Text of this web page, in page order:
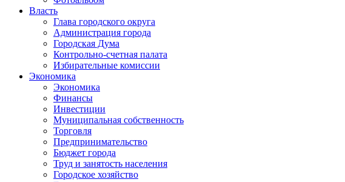
Власть
Глава городского округа
Администрация города
Городская Дума
Контрольно-счетная палата
Избирательные комиссии
Экономика
Экономика
Финансы
Инвестиции
Муниципальная собственность
Торговля
Предпринимательство
Бюджет города
Труд и занятость населения
Городское хозяйство